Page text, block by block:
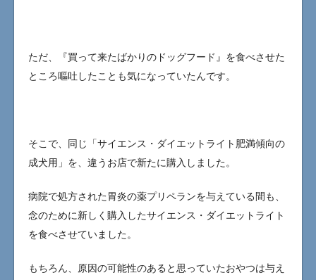
ただ、『買って来たばかりのドッグフード』を食べさせた
ところ嘔吐したことも気になっていたんです。
そこで、同じ「サイエンス・ダイエットライト肥満傾向の
成犬用」を、違うお店で新たに購入しました。
病院で処方された胃炎の薬プリペランを与えている間も、
念のために新しく購入したサイエンス・ダイエットライト
を食べさせていました。
もちろん、原因の可能性のあると思っていたおやつは与え